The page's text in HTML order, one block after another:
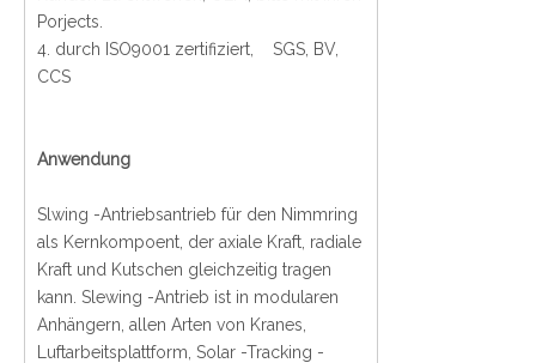
Porjects.
4. durch ISO9001 zertifiziert, SGS, BV,
CCS
Anwendung
Slwing -Antriebsantrieb für den Nimmring
als Kernkompoent, der axiale Kraft, radiale
Kraft und Kutschen gleichzeitig tragen
kann. Slewing -Antrieb ist in modularen
Anhängern, allen Arten von Kranes,
Luftarbeitsplattform, Solar -Tracking -